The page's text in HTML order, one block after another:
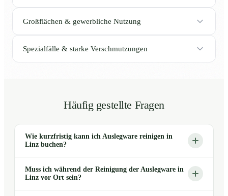
Großflächen & gewerbliche Nutzung
Spezialfälle & starke Verschmutzungen
Häufig gestellte Fragen
Wie kurzfristig kann ich Auslegware reinigen in
Linz buchen?
Muss ich während der Reinigung der Auslegware in
Linz vor Ort sein?